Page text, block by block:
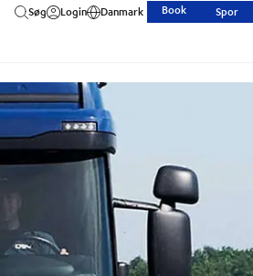
Søg Login Danmark Book Spor